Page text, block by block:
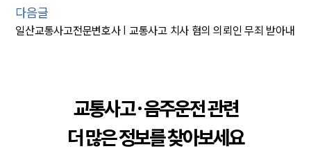
다음글
일산교통사고전문변호사 | 교통사고 치사 혐의 의뢰인 무죄 받아내
교통사고·음주운전 관련
더 많은 정보를 찾아보세요